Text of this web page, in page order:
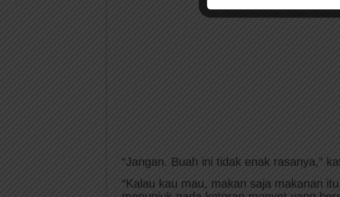
“Jangan. Buah ini tidak enak rasanya,”
“Kalau kau mau, makan saja makanan